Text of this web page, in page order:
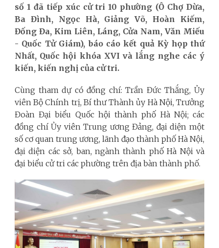
số 1 đã tiếp xúc cử tri 10 phường (Ô Chợ Dừa,
Ba Đình, Ngọc Hà, Giảng Võ, Hoàn Kiếm,
Đống Đa, Kim Liên, Láng, Cửa Nam, Văn Miếu
- Quốc Tử Giám), báo cáo kết quả Kỳ họp thứ
Nhất, Quốc hội khóa XVI và lắng nghe các ý
kiến, kiến nghị của cử tri.
Cùng tham dự có đồng chí: Trần Đức Thắng, Ủy
viên Bộ Chính trị, Bí thư Thành ủy Hà Nội, Trưởng
Đoàn Đại biểu Quốc hội thành phố Hà Nội; các
đồng chí Ủy viên Trung ương Đảng, đại diện một
số cơ quan trung ương, lãnh đạo thành phố Hà Nội,
đại diện các sở, ban, ngành thành phố Hà Nội và
đại biểu cử tri các phường trên địa bàn thành phố.